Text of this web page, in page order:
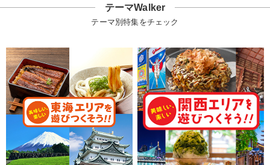
テーマWalker
テーマ別特集をチェック